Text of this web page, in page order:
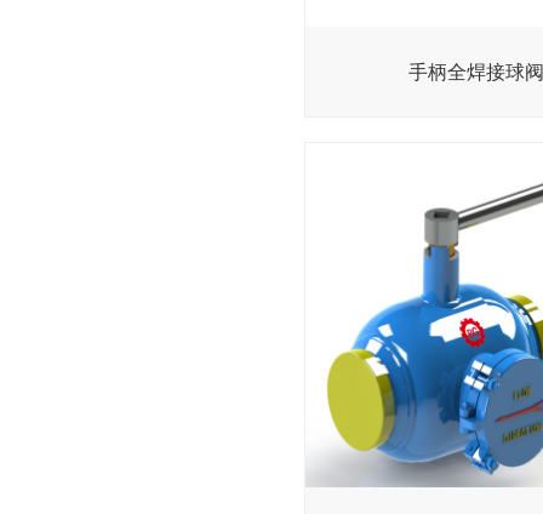
手柄全焊接球阀